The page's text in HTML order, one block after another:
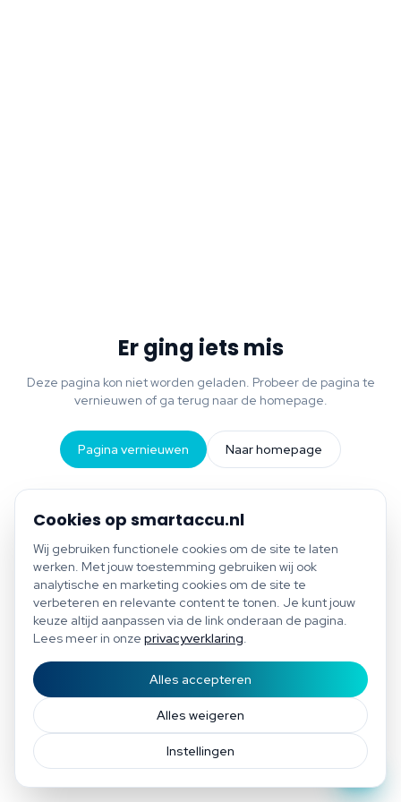
Bespaar tot €1.200 per jaar
Gratis scan of plan direct een afspraak
Cookies op smartaccu.nl
Wij gebruiken functionele cookies om de site te laten
werken. Met jouw toestemming gebruiken wij ook
analytische en marketing cookies om de site te
verbeteren en relevante content te tonen. Je kunt jouw
keuze altijd aanpassen via de link onderaan de pagina.
Lees meer in onze privacyverklaring.
Instellingen
Alles weigeren
Alles accepteren
Er ging iets mis
Deze pagina kon niet worden geladen. Probeer de pagina te
vernieuwen of ga terug naar de homepage.
Pagina vernieuwen Naar homepage